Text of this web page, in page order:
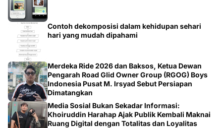
Contoh dekomposisi dalam kehidupan sehari
hari yang mudah dipahami
Merdeka Ride 2026 dan Baksos, Ketua Dewan
Pengarah Road Glid Owner Group (RGOG) Boys
Indonesia Pusat M. Irsyad Sebut Persiapan
Dimatangkan
Media Sosial Bukan Sekadar Informasi:
Khoiruddin Harahap Ajak Publik Kembali Maknai
Ruang Digital dengan Totalitas dan Loyalitas